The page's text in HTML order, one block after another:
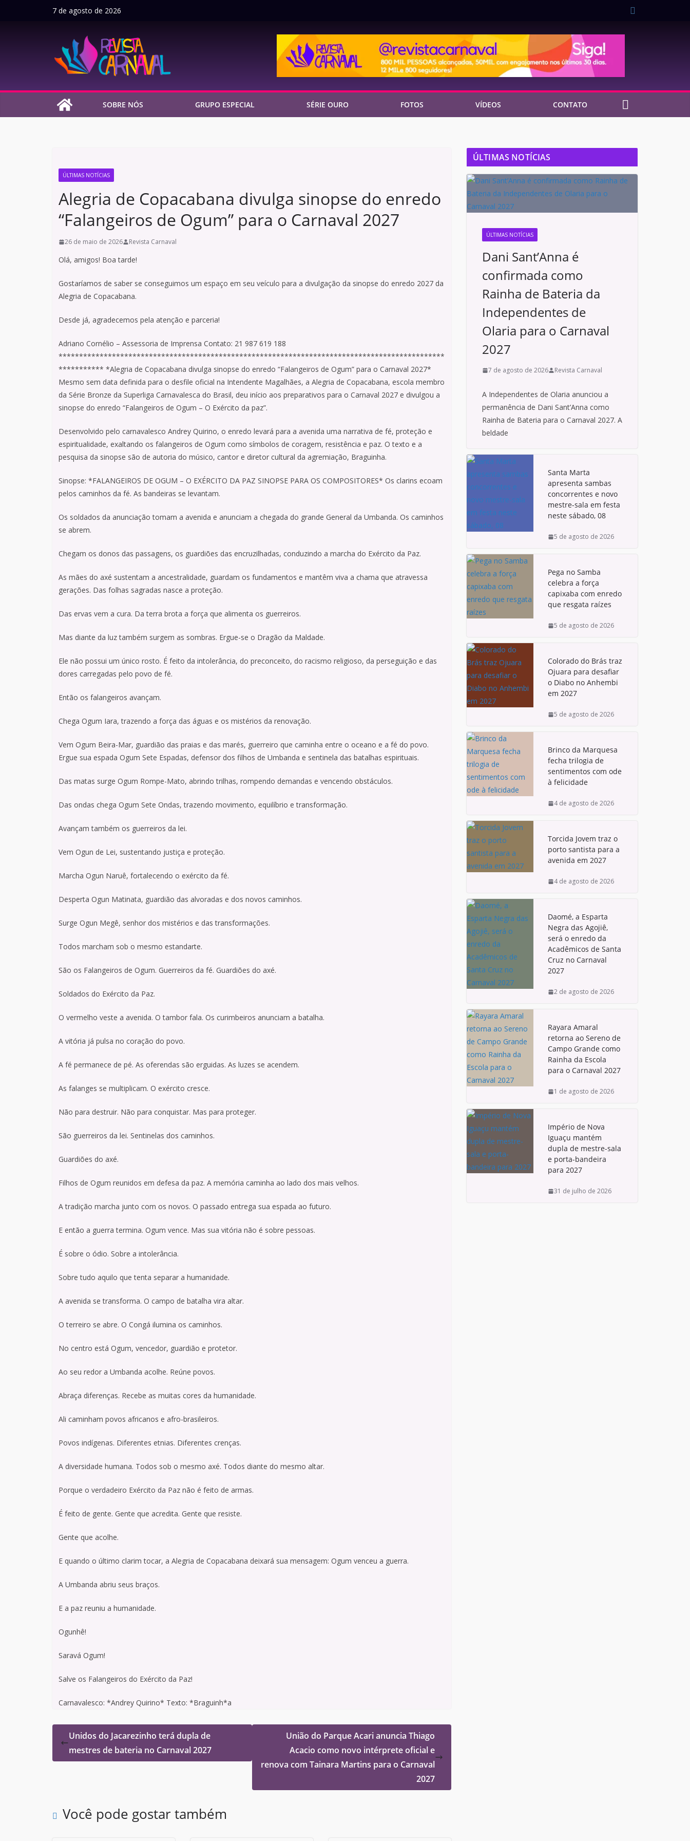
7 de agosto de 2026
SOBRE NÓS GRUPO ESPECIAL SÉRIE OURO FOTOS VÍDEOS CONTATO
ÚLTIMAS NOTÍCIAS
Alegria de Copacabana divulga sinopse do enredo
“Falangeiros de Ogum” para o Carnaval 2027
26 de maio de 2026 Revista Carnaval
Olá, amigos! Boa tarde!
Gostaríamos de saber se conseguimos um espaço em seu veículo para a divulgação da sinopse do enredo 2027 da
Alegria de Copacabana.
Desde já, agradecemos pela atenção e parceria!
Adriano Cornélio – Assessoria de Imprensa Contato: 21 987 619 188
**********************************************************************************************
*********** *Alegria de Copacabana divulga sinopse do enredo “Falangeiros de Ogum” para o Carnaval 2027*
Mesmo sem data definida para o desfile oficial na Intendente Magalhães, a Alegria de Copacabana, escola membro
da Série Bronze da Superliga Carnavalesca do Brasil, deu início aos preparativos para o Carnaval 2027 e divulgou a
sinopse do enredo “Falangeiros de Ogum – O Exército da paz”.
Desenvolvido pelo carnavalesco Andrey Quirino, o enredo levará para a avenida uma narrativa de fé, proteção e
espiritualidade, exaltando os falangeiros de Ogum como símbolos de coragem, resistência e paz. O texto e a
pesquisa da sinopse são de autoria do músico, cantor e diretor cultural da agremiação, Braguinha.
Sinopse: *FALANGEIROS DE OGUM – O EXÉRCITO DA PAZ SINOPSE PARA OS COMPOSITORES* Os clarins ecoam
pelos caminhos da fé. As bandeiras se levantam.
Os soldados da anunciação tomam a avenida e anunciam a chegada do grande General da Umbanda. Os caminhos
se abrem.
Chegam os donos das passagens, os guardiões das encruzilhadas, conduzindo a marcha do Exército da Paz.
As mães do axé sustentam a ancestralidade, guardam os fundamentos e mantêm viva a chama que atravessa
gerações. Das folhas sagradas nasce a proteção.
Das ervas vem a cura. Da terra brota a força que alimenta os guerreiros.
Mas diante da luz também surgem as sombras. Ergue-se o Dragão da Maldade.
Ele não possui um único rosto. É feito da intolerância, do preconceito, do racismo religioso, da perseguição e das
dores carregadas pelo povo de fé.
Então os falangeiros avançam.
Chega Ogum Iara, trazendo a força das águas e os mistérios da renovação.
Vem Ogum Beira-Mar, guardião das praias e das marés, guerreiro que caminha entre o oceano e a fé do povo.
Ergue sua espada Ogum Sete Espadas, defensor dos filhos de Umbanda e sentinela das batalhas espirituais.
Das matas surge Ogum Rompe-Mato, abrindo trilhas, rompendo demandas e vencendo obstáculos.
Das ondas chega Ogum Sete Ondas, trazendo movimento, equilíbrio e transformação.
Avançam também os guerreiros da lei.
Vem Ogun de Lei, sustentando justiça e proteção.
Marcha Ogun Naruê, fortalecendo o exército da fé.
Desperta Ogun Matinata, guardião das alvoradas e dos novos caminhos.
Surge Ogun Megê, senhor dos mistérios e das transformações.
Todos marcham sob o mesmo estandarte.
São os Falangeiros de Ogum. Guerreiros da fé. Guardiões do axé.
Soldados do Exército da Paz.
O vermelho veste a avenida. O tambor fala. Os curimbeiros anunciam a batalha.
A vitória já pulsa no coração do povo.
A fé permanece de pé. As oferendas são erguidas. As luzes se acendem.
As falanges se multiplicam. O exército cresce.
Não para destruir. Não para conquistar. Mas para proteger.
São guerreiros da lei. Sentinelas dos caminhos.
Guardiões do axé.
Filhos de Ogum reunidos em defesa da paz. A memória caminha ao lado dos mais velhos.
A tradição marcha junto com os novos. O passado entrega sua espada ao futuro.
E então a guerra termina. Ogum vence. Mas sua vitória não é sobre pessoas.
É sobre o ódio. Sobre a intolerância.
Sobre tudo aquilo que tenta separar a humanidade.
A avenida se transforma. O campo de batalha vira altar.
O terreiro se abre. O Congá ilumina os caminhos.
No centro está Ogum, vencedor, guardião e protetor.
Ao seu redor a Umbanda acolhe. Reúne povos.
Abraça diferenças. Recebe as muitas cores da humanidade.
Ali caminham povos africanos e afro-brasileiros.
Povos indígenas. Diferentes etnias. Diferentes crenças.
A diversidade humana. Todos sob o mesmo axé. Todos diante do mesmo altar.
Porque o verdadeiro Exército da Paz não é feito de armas.
É feito de gente. Gente que acredita. Gente que resiste.
Gente que acolhe.
E quando o último clarim tocar, a Alegria de Copacabana deixará sua mensagem: Ogum venceu a guerra.
A Umbanda abriu seus braços.
E a paz reuniu a humanidade.
Ogunhê!
Saravá Ogum!
Salve os Falangeiros do Exército da Paz!
Carnavalesco: *Andrey Quirino* Texto: *Braguinh*a
Unidos do Jacarezinho terá dupla de
mestres de bateria no Carnaval 2027
União do Parque Acari anuncia Thiago
Acacio como novo intérprete oficial e
renova com Tainara Martins para o Carnaval
2027
Você pode gostar também
ÚLTIMAS NOTÍCIAS
ÚLTIMAS NOTÍCIAS
Dani Sant’Anna é
confirmada como
Rainha de Bateria da
Independentes de
Olaria para o Carnaval
2027
7 de agosto de 2026 Revista Carnaval
A Independentes de Olaria anunciou a
permanência de Dani Sant’Anna como
Rainha de Bateria para o Carnaval 2027. A
beldade
Santa Marta
apresenta sambas
concorrentes e novo
mestre-sala em festa
neste sábado, 08
5 de agosto de 2026
Pega no Samba
celebra a força
capixaba com enredo
que resgata raízes
5 de agosto de 2026
Colorado do Brás traz
Ojuara para desafiar
o Diabo no Anhembi
em 2027
5 de agosto de 2026
Brinco da Marquesa
fecha trilogia de
sentimentos com ode
à felicidade
4 de agosto de 2026
Torcida Jovem traz o
porto santista para a
avenida em 2027
4 de agosto de 2026
Daomé, a Esparta
Negra das Agojiê,
será o enredo da
Acadêmicos de Santa
Cruz no Carnaval
2027
2 de agosto de 2026
Rayara Amaral
retorna ao Sereno de
Campo Grande como
Rainha da Escola
para o Carnaval 2027
1 de agosto de 2026
Império de Nova
Iguaçu mantém
dupla de mestre-sala
e porta-bandeira
para 2027
31 de julho de 2026